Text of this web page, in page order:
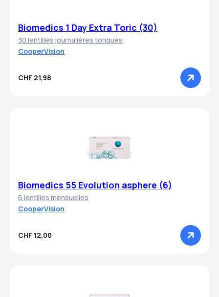
Biomedics 1 Day Extra Toric (30)
30 lentilles journalières toriques
CooperVision
CHF 21,98
Biomedics 55 Evolution asphere (6)
6 lentilles mensuelles
CooperVision
CHF 12,00